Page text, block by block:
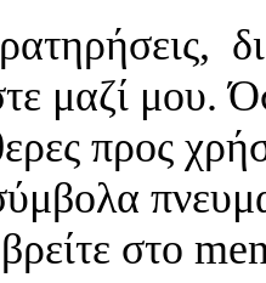
μαζί μου.
προς
στο